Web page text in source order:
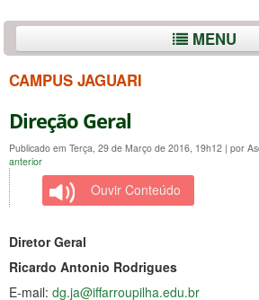
MENU
CAMPUS JAGUARI
Direção Geral
Publicado em Terça, 29 de Março de 2016, 19h12 | por
anterior
Ouvir Conteúdo
Diretor Geral
Ricardo Antonio Rodrigues
E-mail: dg.ja@iffarroupilha.edu.br